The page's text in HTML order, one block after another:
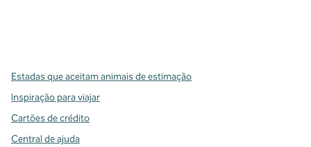
Estadas que aceitam animais de estimação
Inspiração para viajar
Cartões de crédito
Central de ajuda